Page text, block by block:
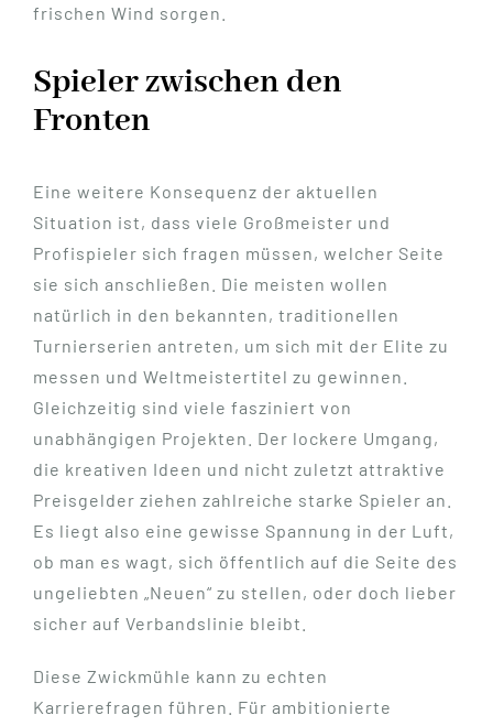
frischen Wind sorgen.
Spieler zwischen den
Fronten
Eine weitere Konsequenz der aktuellen
Situation ist, dass viele Großmeister und
Profispieler sich fragen müssen, welcher Seite
sie sich anschließen. Die meisten wollen
natürlich in den bekannten, traditionellen
Turnierserien antreten, um sich mit der Elite zu
messen und Weltmeistertitel zu gewinnen.
Gleichzeitig sind viele fasziniert von
unabhängigen Projekten. Der lockere Umgang,
die kreativen Ideen und nicht zuletzt attraktive
Preisgelder ziehen zahlreiche starke Spieler an.
Es liegt also eine gewisse Spannung in der Luft,
ob man es wagt, sich öffentlich auf die Seite des
ungeliebten „Neuen“ zu stellen, oder doch lieber
sicher auf Verbandslinie bleibt.
Diese Zwickmühle kann zu echten
Karrierefragen führen. Für ambitionierte